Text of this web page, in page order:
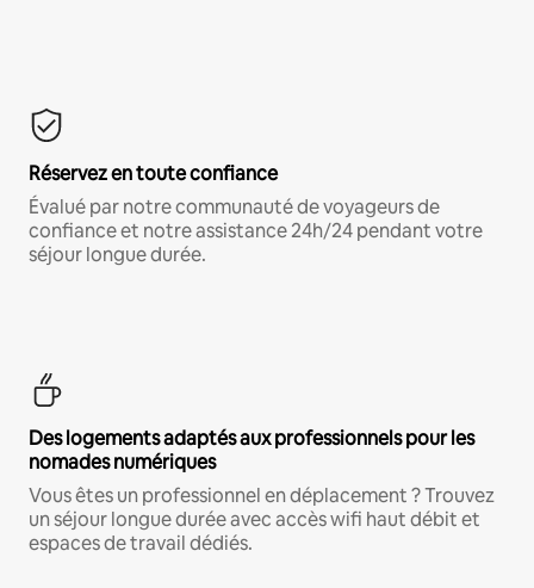
Réservez en toute confiance
Évalué par notre communauté de voyageurs de
confiance et notre assistance 24h/24 pendant votre
séjour longue durée.
Des logements adaptés aux professionnels pour les
nomades numériques
Vous êtes un professionnel en déplacement ? Trouvez
un séjour longue durée avec accès wifi haut débit et
espaces de travail dédiés.